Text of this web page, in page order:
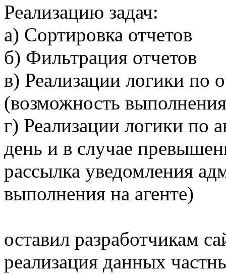
Реализацию задач:
а) Сортировка отчетов
б) Фильтрация отчетов
в) Реализации логики по
(возможность
г) Реализации логики по
день и в случае
рассылка уведомления
выполнения на агенте)
оставил разработчикам
реализация данных